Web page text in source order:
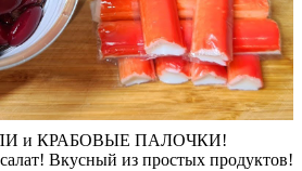
и КРАБОВЫЕ ПАЛОЧКИ!
Вкусный из простых продуктов!